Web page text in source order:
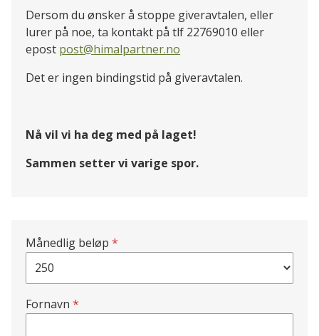
Dersom du ønsker å stoppe giveravtalen, eller
lurer på noe, ta kontakt på tlf 22769010 eller
epost post@himalpartner.no
Det er ingen bindingstid på giveravtalen.
Nå vil vi ha deg med på laget!
Sammen setter vi varige spor.
Månedlig beløp
Fornavn